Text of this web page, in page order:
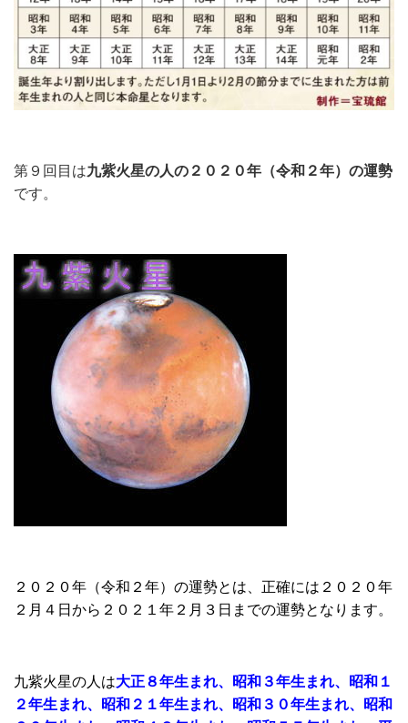
第９回目は九紫火星の人の２０２０年（令和２年）の運勢
です。
２０２０年（令和２年）の運勢とは、正確には２０２０年
２月４日から２０２１年２月３日までの運勢となります。
九紫火星の人は大正８年生まれ、昭和３年生まれ、昭和１
２年生まれ、昭和２１年生まれ、昭和３０年生まれ、昭和